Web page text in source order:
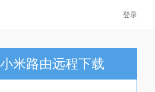
登录
小米路由远程下载